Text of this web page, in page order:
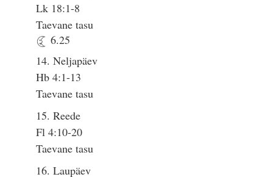
Lk 18:1-8
Taevane tasu
6.25
14. Neljapäev
Hb 4:1-13
Taevane tasu
15. Reede
Fl 4:10-20
Taevane tasu
16. Laupäev